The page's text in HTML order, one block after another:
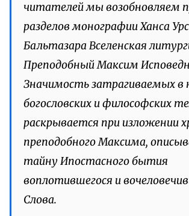
читателей мы возобновляем
разделов монографии Ханса
Бальтазара Вселенская
Преподобный Максим
Значимость затрагиваемых в
богословских и философских
раскрывается при изложении
преподобного Максима,
тайну Ипостасного бытия
воплотившегося и
Слова.